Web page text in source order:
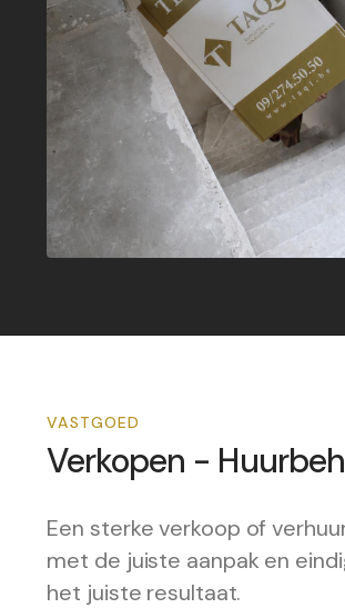
VASTGOED
Verkopen -
Een sterke verkoop of
met de juiste aanpak en
het juiste resultaat.